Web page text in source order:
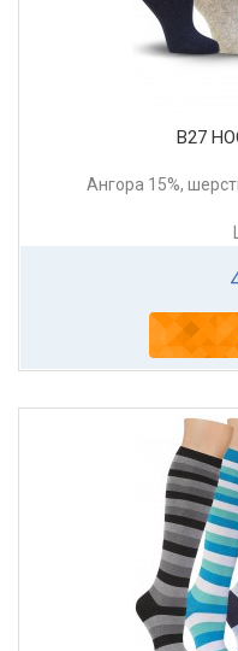
В27
Ангора 15%,